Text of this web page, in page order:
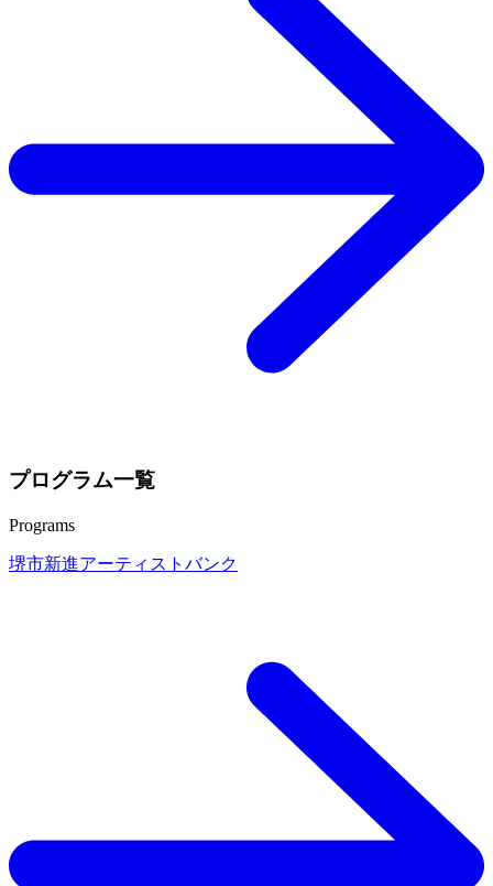
プログラム一覧
Programs
堺市新進アーティストバンク